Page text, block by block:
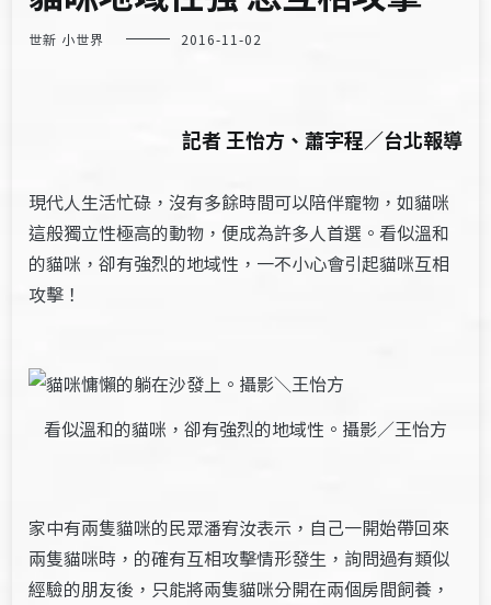
世新 小世界 2016-11-02
記者 王怡方、蕭宇程／台北報導
現代人生活忙碌，沒有多餘時間可以陪伴寵物，如貓咪
這般獨立性極高的動物，便成為許多人首選。看似溫和
的貓咪，卻有強烈的地域性，一不小心會引起貓咪互相
攻擊！
看似溫和的貓咪，卻有強烈的地域性。攝影／王怡方
家中有兩隻貓咪的民眾潘宥汝表示，自己一開始帶回來
兩隻貓咪時，的確有互相攻擊情形發生，詢問過有類似
經驗的朋友後，只能將兩隻貓咪分開在兩個房間飼養，